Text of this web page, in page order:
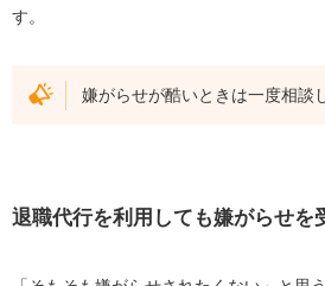
す。
嫌がらせが酷いときは一度相談
退職代行を利用しても嫌がらせを